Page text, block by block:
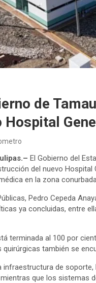
de
Hospital
El Gobierno del
del nuevo
en la zona
Pedro Cepeda
ya concluidas, entre
terminada al 100 por
quirúrgicas también se
infraestructura de
que los sistemas